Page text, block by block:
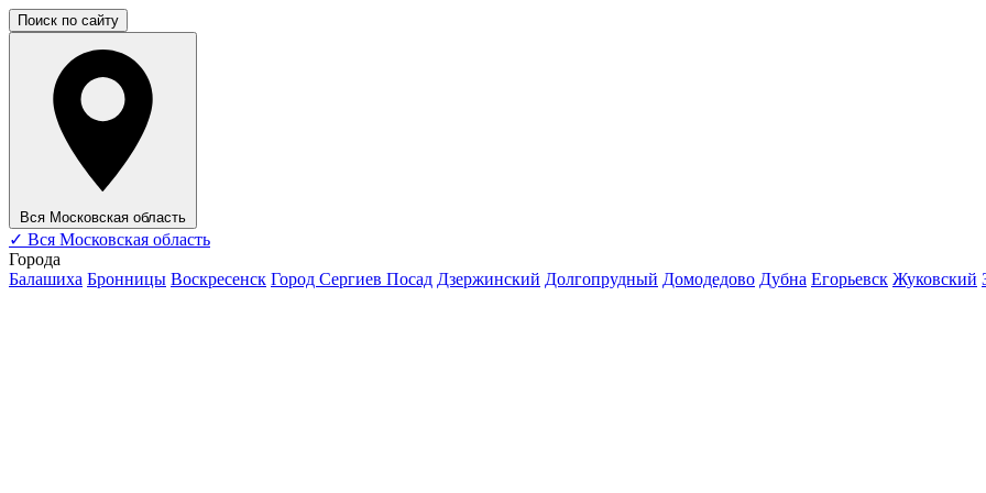
Поиск по сайту
Вся Московская область
✓ Вся Московская область
Города
Балашиха Бронницы Воскресенск Город Сергиев Посад Дзержинский Долгопрудный Домодедово Дубна Егорьевск Жуковский